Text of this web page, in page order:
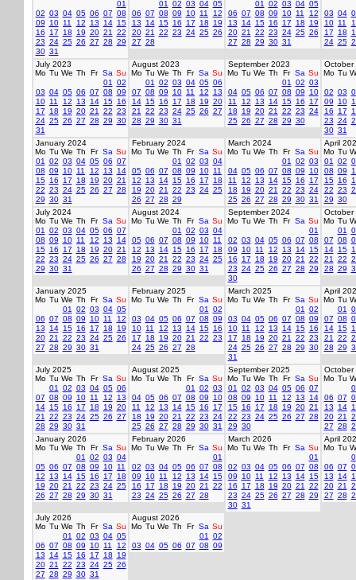
01
02 03 04 05 06 07 08
09
10 11 12 13 14 15
16
17 18 19 20 21
22
23 24 25 26 27 28 29
30 31
01 02 03 04 05
06 07 08 09 10 11
12
13
14 15 16 17 18
19
20 21 22 23 24 25 26
27 28
01 02 03 04 05
06 07 08 09 10 11
12
13
14 15 16 17 18
19
20 21 22 23 24 25 26
27 28 29 30 31
03 04
10 11
17
18
24 25
July 2023
Mo Tu We Th Fr Sa Su
01
02
03 04 05 06 07 08 09
10 11 12 13 14 15 16
17
18 19 20 21 22 23
24 25 26 27 28 29 30
31
August 2023
Mo Tu We Th Fr Sa Su
01
02 03 04 05 06
07 08 09 10 11 12
13
14 15 16 17 18 19 20
21
22 23 24 25 26 27
28 29 30 31
September 2023
Mo Tu We Th Fr Sa Su
01
02 03
04 05 06 07 08 09
10
11
12 13 14 15 16
17
18
19 20 21 22 23 24
25 26 27 28 29 30
October
Mo Tu
02 03
09
10
16
17
23 24
30 31
January 2024
Mo Tu We Th Fr Sa Su
01
02 03 04 05 06 07
08 09 10 11 12 13
14
15 16 17 18 19 20 21
22 23 24 25 26 27 28
29 30 31
February 2024
Mo Tu We Th Fr Sa Su
01
02 03 04
05 06 07 08 09 10 11
12
13 14 15 16 17
18
19 20 21 22 23 24 25
26 27 28 29
March 2024
Mo Tu We Th Fr Sa Su
01
02 03
04 05 06 07 08 09
10
11
12 13 14 15 16
17
18
19 20 21 22 23 24
25 26 27 28 29 30 31
April
Mo Tu
01
02
08 09
15 16
22 23
29 30
July 2024
Mo Tu We Th Fr Sa Su
01
02 03 04 05 06 07
08 09 10 11 12 13
14
15 16 17 18 19 20 21
22 23 24 25 26 27 28
29 30 31
August 2024
Mo Tu We Th Fr Sa Su
01
02 03 04
05 06 07 08 09 10 11
12
13 14 15 16 17
18
19 20 21 22 23 24 25
26 27 28 29 30 31
September 2024
Mo Tu We Th Fr Sa Su
01
02 03 04 05 06 07 08
09
10 11 12 13 14 15
16
17 18 19 20 21
22
23 24 25 26 27 28 29
30
October
Mo Tu
01
07 08
14 15
21
22
28 29
January 2025
Mo Tu We Th Fr Sa Su
01
02 03 04 05
06 07 08 09 10 11
12
13
14 15 16 17 18
19
20 21 22 23 24 25 26
27 28 29 30 31
February 2025
Mo Tu We Th Fr Sa Su
01
02
03 04 05 06 07 08 09
10 11 12 13 14 15 16
17
18 19 20 21 22 23
24 25 26 27 28
March 2025
Mo Tu We Th Fr Sa Su
01
02
03 04 05 06 07 08 09
10 11 12 13 14 15 16
17
18 19 20 21 22 23
24 25 26 27 28 29 30
31
April
Mo Tu
01
07 08
14 15
21
22
28 29
July 2025
Mo Tu We Th Fr Sa Su
01
02 03 04 05 06
07 08 09 10 11 12
13
14 15 16 17 18 19 20
21
22 23 24 25 26 27
28 29 30 31
August 2025
Mo Tu We Th Fr Sa Su
01
02 03
04 05 06 07 08 09
10
11
12 13 14 15 16
17
18
19 20 21 22 23 24
25 26 27 28 29 30 31
September 2025
Mo Tu We Th Fr Sa Su
01
02 03 04 05 06 07
08 09 10 11 12 13
14
15 16 17 18 19 20 21
22 23 24 25 26 27 28
29 30
October
Mo Tu
06 07
13
14
20 21
27 28
January 2026
Mo Tu We Th Fr Sa Su
01
02 03 04
05 06 07 08 09 10 11
12
13 14 15 16 17
18
19 20 21 22 23 24 25
26 27 28 29 30 31
February 2026
Mo Tu We Th Fr Sa Su
01
02 03 04 05 06 07 08
09
10 11 12 13 14 15
16
17 18 19 20 21
22
23 24 25 26 27 28
March 2026
Mo Tu We Th Fr Sa Su
01
02 03 04 05 06 07 08
09
10 11 12 13 14 15
16
17 18 19 20 21
22
23 24 25 26 27 28 29
30 31
April
Mo Tu
06 07
13
14
20 21
27 28
July 2026
Mo Tu We Th Fr Sa Su
01
02 03 04 05
06 07 08 09 10 11
12
13
14 15 16 17 18
19
20 21 22 23 24 25 26
27 28 29 30 31
August 2026
Mo Tu We Th Fr Sa Su
01
02
03 04 05 06 07 08 09